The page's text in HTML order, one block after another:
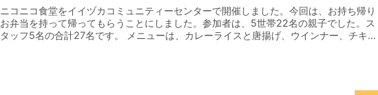
ニコニコ食堂をイイヅカコミュニティーセンターで開催しました。今回は、お持ち帰り
お弁当を持って帰ってもらうことにしました。参加者は、5世帯22名の親子でした。ス
タッフ5名の合計27名です。 メニューは、カレーライスと唐揚げ、ウインナー、チキ